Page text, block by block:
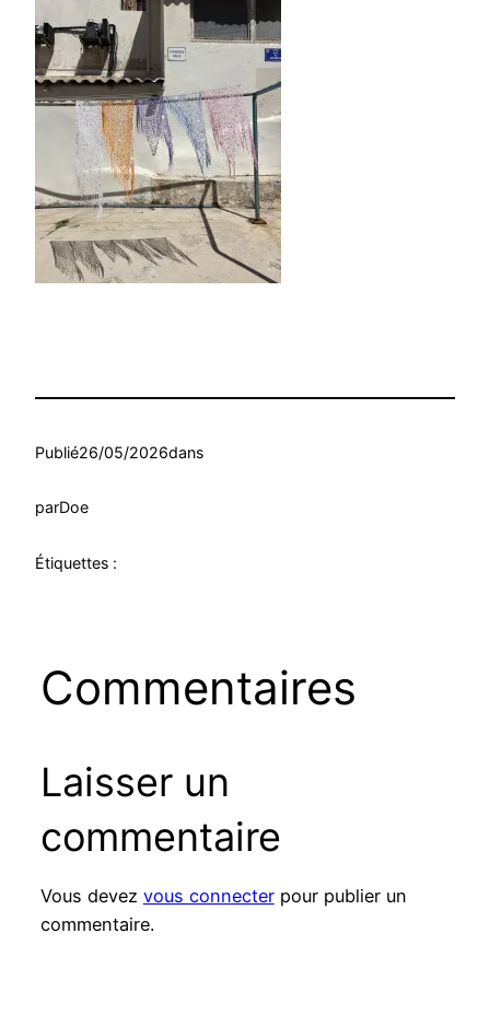
Publié26/05/2026dans
parDoe
Étiquettes :
Commentaires
Laisser un
commentaire
Vous devez vous connecterpour publier un
commentaire.